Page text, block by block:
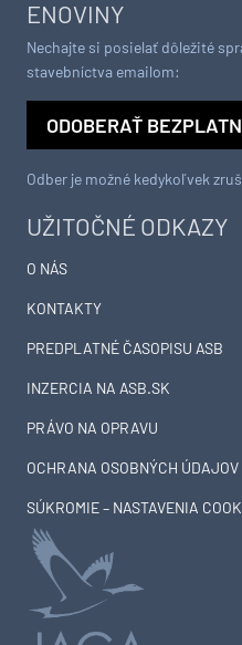
UŽITOČNÉ ODKAZY
O NÁS
KONTAKTY
PREDPLATNÉ ČASOPISU ASB
INZERCIA NA ASB.SK
PRÁVO NA OPRAVU
OCHRANA OSOBNÝCH ÚDAJOV
SÚKROMIE – NASTAVENIA
ENOVINY
Nechajte si posielať dôležité
stavebníctva emailom:
ODOBERAŤ
Odber je možné kedykoľvek